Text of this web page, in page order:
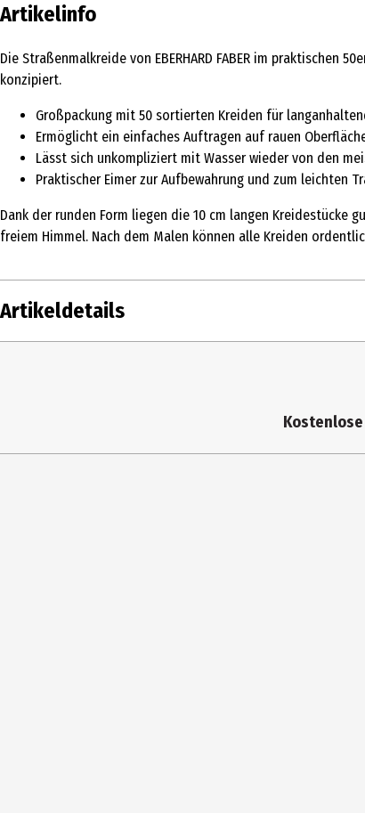
Artikelinfo
Die Straßenmalkreide von EBERHARD FABER im
konzipiert.
Großpackung mit 50 sortierten Kreiden für
Ermöglicht ein einfaches Auftragen auf rauen
Lässt sich unkompliziert mit Wasser wieder von den
Praktischer Eimer zur Aufbewahrung und zum leichten
Dank der runden Form liegen die 10 cm langen Kreidestücke
freiem Himmel. Nach dem Malen können alle Kreiden
Artikeldetails